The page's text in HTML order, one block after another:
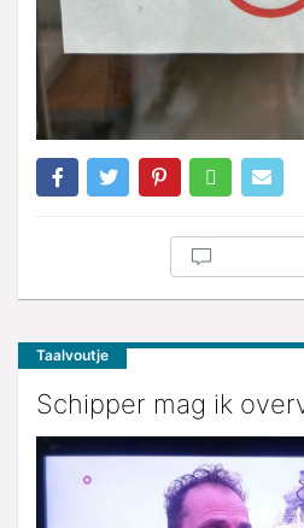
Taalvoutje
Schipper mag ik